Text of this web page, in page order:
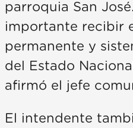
parroquia San
importante recibir
permanente y
del Estado
afirmó el jefe
El intendente